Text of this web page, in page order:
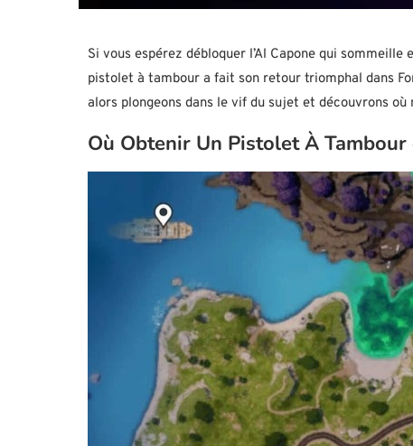
Si vous espérez débloquer l’Al Capone qui
pistolet à tambour a fait son retour triomphal dans
alors plongeons dans le vif du sujet et découvrons
Où Obtenir Un Pistolet À